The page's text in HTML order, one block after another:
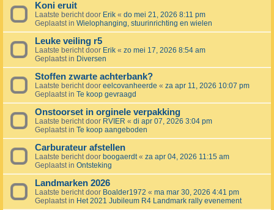
Koni eruit
Laatste bericht door Erik « do mei 21, 2026 8:11 pm
Geplaatst in Wielophanging, stuurinrichting en wielen
Leuke veiling r5
Laatste bericht door Erik « zo mei 17, 2026 8:54 am
Geplaatst in Diversen
Stoffen zwarte achterbank?
Laatste bericht door eelcovanheerde « za apr 11, 2026 10:07 pm
Geplaatst in Te koop gevraagd
Onstoorset in orginele verpakking
Laatste bericht door RVIER « di apr 07, 2026 3:04 pm
Geplaatst in Te koop aangeboden
Carburateur afstellen
Laatste bericht door boogaerdt« za apr 04, 2026 11:15 am
Geplaatst in Ontsteking
Landmarken 2026
Laatste bericht door Boalder1972 « ma mar 30, 2026 4:41 pm
Geplaatst in Het 2021 Jubileum R4 Landmark rally evenement